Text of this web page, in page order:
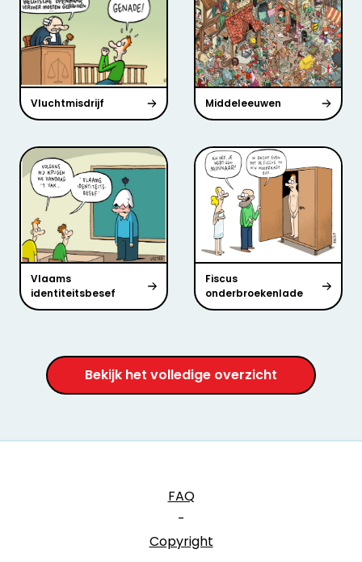
Vluchtmisdrijf Middeleeuwen
Vlaams
identiteitsbesef
Fiscus
onderbroekenlade
Bekijk het volledige overzicht
FAQ
-
Copyright